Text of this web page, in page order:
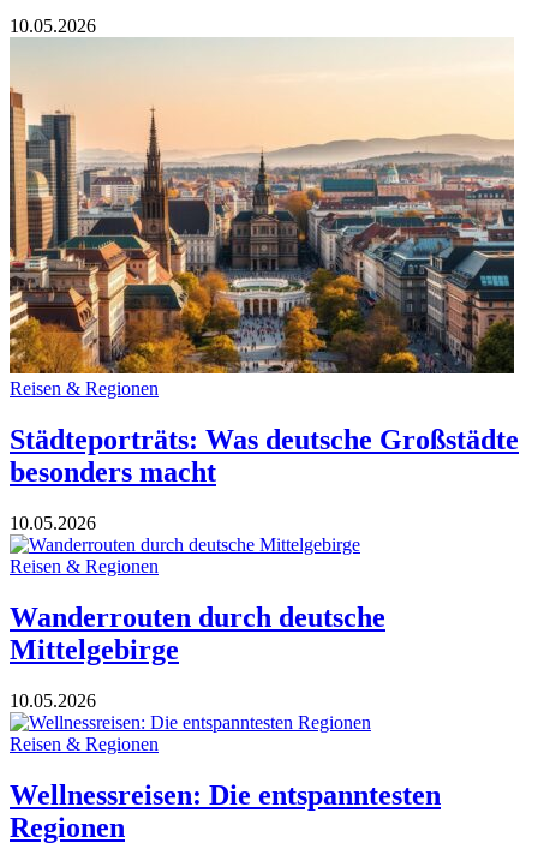
10.05.2026
Reisen & Regionen
Städteporträts: Was deutsche Großstädte
besonders macht
10.05.2026
Reisen & Regionen
Wanderrouten durch deutsche
Mittelgebirge
10.05.2026
Reisen & Regionen
Wellnessreisen: Die entspanntesten
Regionen